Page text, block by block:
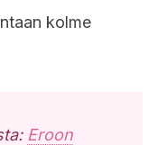
kolme
Eroon